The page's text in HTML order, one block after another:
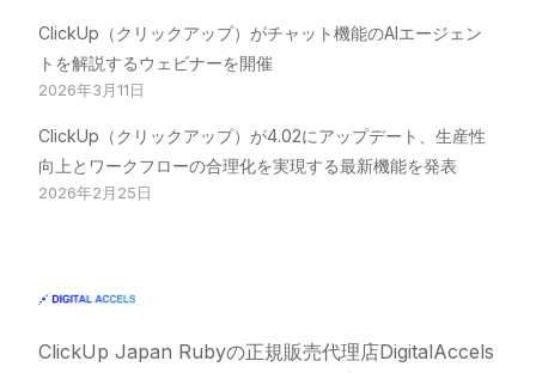
ClickUp（クリックアップ）がチャット機能のAIエージェン
トを解説するウェビナーを開催
2026年3月11日
ClickUp（クリックアップ）が4.02にアップデート、生産性
向上とワークフローの合理化を実現する最新機能を発表
2026年2月25日
ClickUp Japan Rubyの正規販売代理店DigitalAccels